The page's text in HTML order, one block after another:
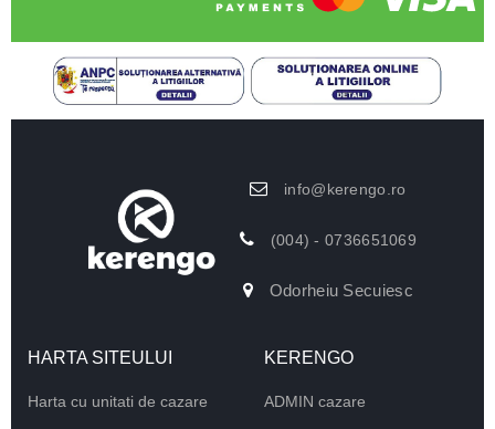
info@kerengo.ro
(004) - 0736651069
Odorheiu Secuiesc
HARTA SITEULUI
Harta cu unitati de cazare
KERENGO
ADMIN cazare